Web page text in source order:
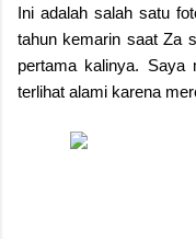
Ini adalah salah satu
tahun kemarin saat Za
pertama kalinya. Saya
terlihat alami karena